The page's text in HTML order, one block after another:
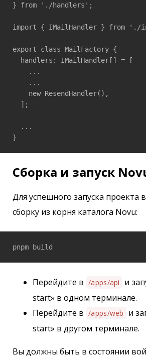
} from './handlers';
import { IMailHandler } from './
export class MailFactory {
  handlers: IMailHandler[] = [
    ...
    ...
    new ResendHandler(),
  ];
  ...
}
Сборка и запуск
Для успешного запуска проекта
сборку из корня каталога Novu:
pnpm build
Перейдите в /apps/api
и
start» в одном терминале.
Перейдите в /apps/web
и
start» в другом терминале.
Вы должны быть в состоянии